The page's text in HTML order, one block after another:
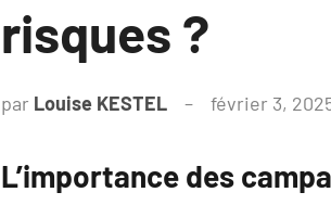
risques ?
par Louise KESTEL février 3,
L’importance des